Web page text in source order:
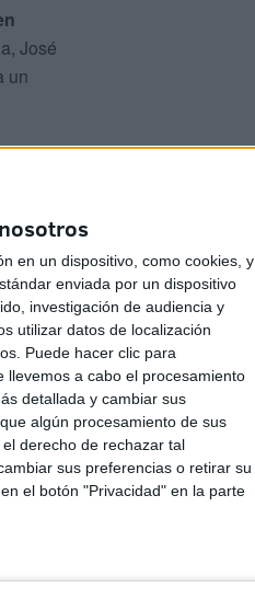
en un dispositivo, como cookies, y
enviada por un dispositivo
investigación de audiencia y
utilizar datos de localización
Puede hacer clic para
a cabo el procesamiento
detallada y cambiar sus
algún procesamiento de sus
derecho de rechazar tal
sus preferencias o retirar su
el botón "Privacidad" en la parte
José
un
y